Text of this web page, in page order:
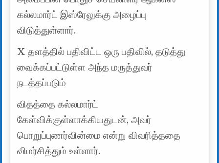
கல்லமார்ட் இஸ்ரேலுக்கு அழைப்பு
விடுத்துள்ளார்.
X தளத்தில் பதிவிட்ட ஒரு பதிவில், தடுத்து
வைக்கப்பட்டுள்ள அந்த மருத்துவர்
நடத்தப்படும்
விதத்தை கல்லமார்ட்
கேள்விக்குள்ளாக்கியதுடன், அவர்
பொறுப்புணர்வின்மை என்று விவரித்ததை
விமர்சித்தும் உள்ளார்.